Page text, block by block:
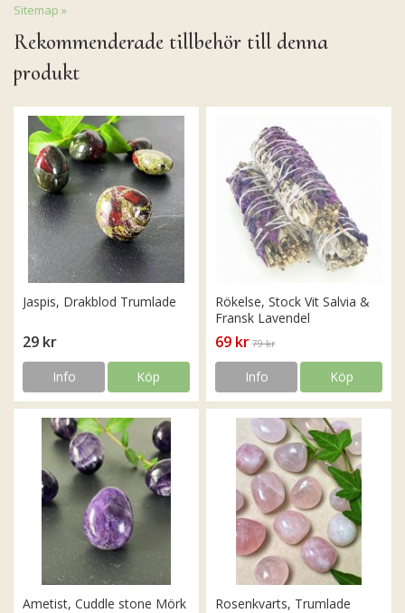
Sitemap »
Rekommenderade tillbehör till denna
produkt
Jaspis, Drakblod Trumlade
29 kr
Info Köp
Rökelse, Stock Vit Salvia &
Fransk Lavendel
69 kr 79 kr
Info Köp
Ametist, Cuddle stone Mörk Rosenkvarts, Trumlade